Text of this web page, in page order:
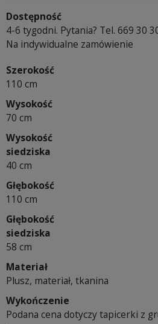
Dostępność
4-6 tygodni. Pytania? Tel. 669 30
Na indywidualne zamówienie
Szerokość
110 cm
Wysokość
70 cm
Wysokość
siedziska
40 cm
Głębokość
110 cm
Głębokość
siedziska
58 cm
Materiał
Plusz, materiał, tkanina
Wykończenie
Podana cena dotyczy tapicerki z